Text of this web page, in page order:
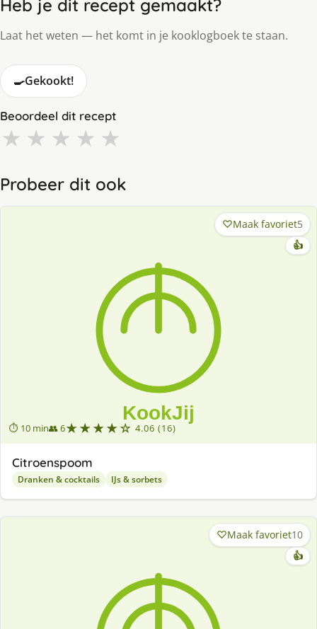
Heb je dit recept gemaakt?
Laat het weten — het komt in je kooklogboek te staan.
🍳Gekookt!
Beoordeel dit recept
★ ★ ★ ★ ★
Probeer dit ook
⏱ 10 min👥 6★★★★☆ 4.06 (16)
Maak favoriet5
👍
Citroenspoom
Dranken & cocktails IJs & sorbets
Maak favoriet10
👍